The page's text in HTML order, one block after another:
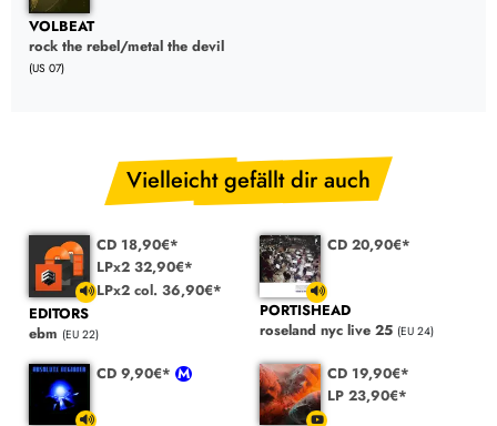
VOLBEAT
rock the rebel/metal the devil
(US 07)
Vielleicht gefällt dir auch
CD 18,90€*
LPx2 32,90€*
LPx2 col. 36,90€*
EDITORS
ebm (EU 22)
CD 20,90€*
PORTISHEAD
roseland nyc live 25 (EU 24)
CD 9,90€*
CD 19,90€*
LP 23,90€*